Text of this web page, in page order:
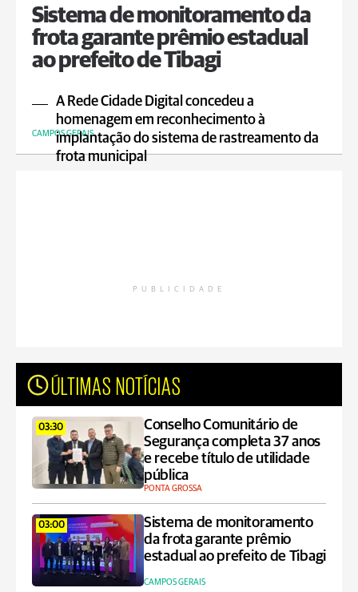
Sistema de monitoramento da
frota garante prêmio estadual
ao prefeito de Tibagi
A Rede Cidade Digital concedeu a
homenagem em reconhecimento à
implantação do sistema de rastreamento da
frota municipal
CAMPOS GERAIS
PUBLICIDADE
ÚLTIMAS NOTÍCIAS
03:30
Conselho Comunitário de
Segurança completa 37 anos
e recebe título de utilidade
pública
PONTA GROSSA
03:00
Sistema de monitoramento
da frota garante prêmio
estadual ao prefeito de Tibagi
CAMPOS GERAIS